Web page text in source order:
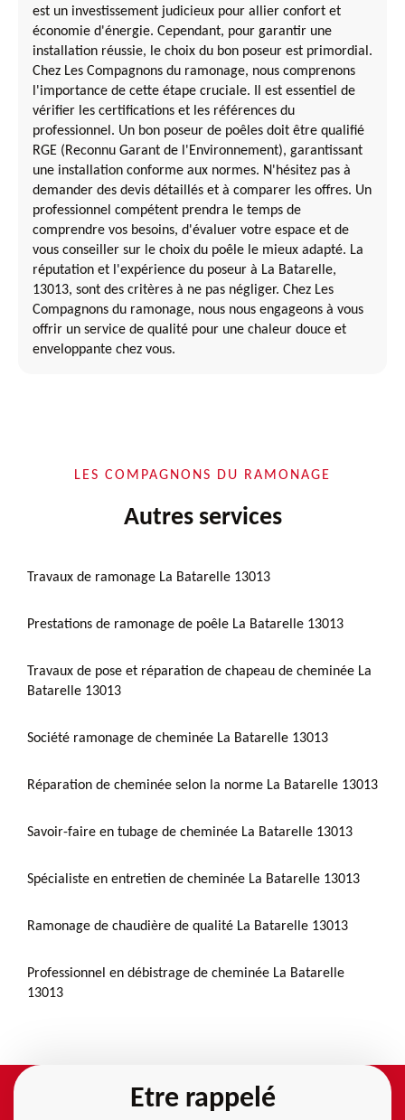
est un investissement judicieux pour allier confort et
économie d'énergie. Cependant, pour garantir une
installation réussie, le choix du bon poseur est primordial.
Chez Les Compagnons du ramonage, nous comprenons
l'importance de cette étape cruciale. Il est essentiel de
vérifier les certifications et les références du
professionnel. Un bon poseur de poêles doit être qualifié
RGE (Reconnu Garant de l'Environnement), garantissant
une installation conforme aux normes. N'hésitez pas à
demander des devis détaillés et à comparer les offres. Un
professionnel compétent prendra le temps de
comprendre vos besoins, d'évaluer votre espace et de
vous conseiller sur le choix du poêle le mieux adapté. La
réputation et l'expérience du poseur à La Batarelle,
13013, sont des critères à ne pas négliger. Chez Les
Compagnons du ramonage, nous nous engageons à vous
offrir un service de qualité pour une chaleur douce et
enveloppante chez vous.
LES COMPAGNONS DU RAMONAGE
Autres services
Travaux de ramonage La Batarelle 13013
Prestations de ramonage de poêle La Batarelle 13013
Travaux de pose et réparation de chapeau de cheminée La
Batarelle 13013
Société ramonage de cheminée La Batarelle 13013
Réparation de cheminée selon la norme La Batarelle 13013
Savoir-faire en tubage de cheminée La Batarelle 13013
Spécialiste en entretien de cheminée La Batarelle 13013
Ramonage de chaudière de qualité La Batarelle 13013
Professionnel en débistrage de cheminée La Batarelle
13013
Etre rappelé